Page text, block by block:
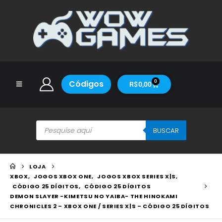
Códigos R$0,00 0
BUSCAR
LOJA
XBOX, JOGOS XBOX ONE, JOGOS XBOX SERIES X|S,
CÓDIGO 25 DÍGITOS, CÓDIGO 25 DÍGITOS
DEMON SLAYER -KIMETSU NO YAIBA- THE HINOKAMI
CHRONICLES 2 – XBOX ONE / SERIES X|S – CÓDIGO 25 DÍGITOS